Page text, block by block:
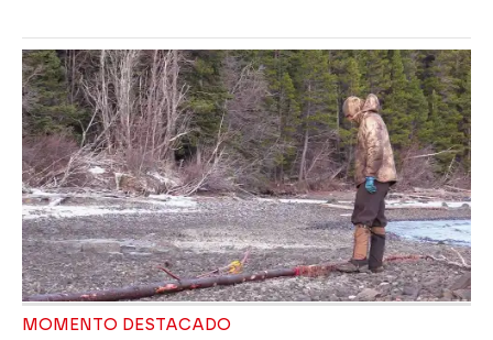
MOMENTO DESTACADO